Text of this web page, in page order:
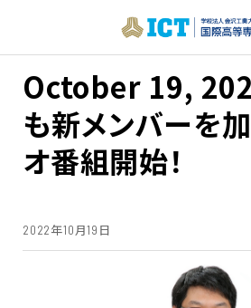
October 19,
も新メンバーを
オ番組開始！
2022年10月19日